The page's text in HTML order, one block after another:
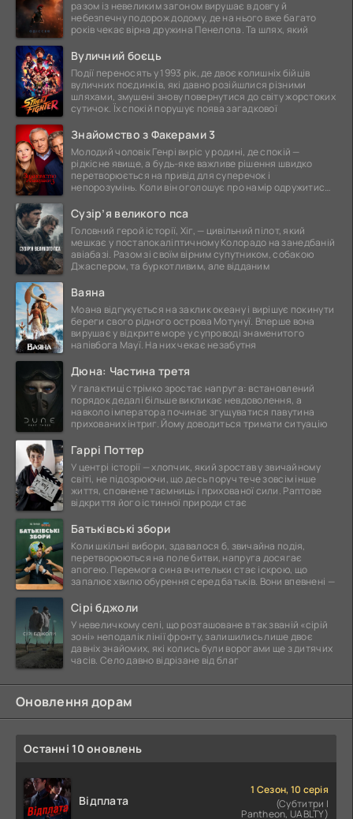
разом із невеликим загоном вирушає в довгу й
небезпечну подорож додому, де на нього вже багато
років чекає вірна дружина Пенелопа. Та шлях, який
Вуличний боєць
Події переносять у 1993 рік, де двоє колишніх бійців
вуличних поєдинків, які давно розійшлися різними
шляхами, змушені знову повернутися до світу жорстоких
сутичок. Їх спокій порушує поява загадкової
Знайомство з Факерами 3
Молодий чоловік Генрі виріс у родині, де спокій —
рідкісне явище, а будь-яке важливе рішення швидко
перетворюється на привід для суперечок і
непорозумінь. Коли він оголошує про намір одружитися,
Сузір’я великого пса
Головний герой історії, Хіг, — цивільний пілот, який
мешкає у постапокаліптичному Колорадо на занедбаній
авіабазі. Разом зі своїм вірним супутником, собакою
Джаспером, та буркотливим, але відданим
Ваяна
Моана відгукується на заклик океану і вирішує покинути
береги свого рідного острова Мотунуї. Вперше вона
вирушає у відкрите море у супроводі знаменитого
напівбога Мауї. На них чекає незабутня
Дюна: Частина третя
У галактиці стрімко зростає напруга: встановлений
порядок дедалі більше викликає невдоволення, а
навколо імператора починає згущуватися павутина
прихованих інтриг. Йому доводиться тримати ситуацію
Гаррі Поттер
У центрі історії — хлопчик, який зростав у звичайному
світі, не підозрюючи, що десь поруч тече зовсім інше
життя, сповнене таємниць і прихованої сили. Раптове
відкриття його істинної природи стає
Батьківські збори
Коли шкільні вибори, здавалося б, звичайна подія,
перетворюються на поле битви, напруга досягає
апогею. Перемога сина вчительки стає іскрою, що
запалює хвилю обурення серед батьків. Вони впевнені —
Сірі бджоли
У невеличкому селі, що розташоване в так званій «сірій
зоні» неподалік лінії фронту, залишились лише двоє
давніх знайомих, які колись були ворогами ще з дитячих
часів. Село давно відрізане від благ
Оновлення дорам
Останні 10 оновлень
Відплата
1 Сезон, 10 серія
(Субтитри |
Pantheon, UABLTY)